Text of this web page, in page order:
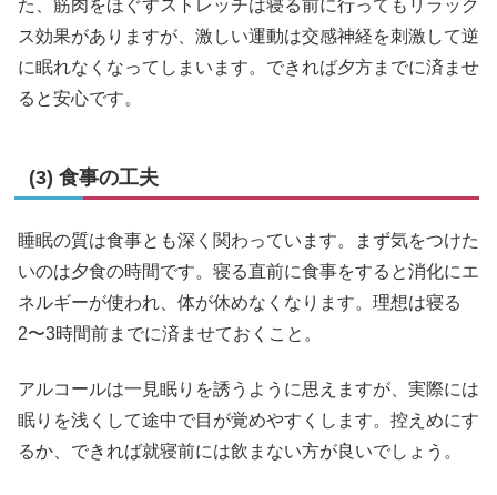
た、筋肉をほぐすストレッチは寝る前に行ってもリラック
ス効果がありますが、激しい運動は交感神経を刺激して逆
に眠れなくなってしまいます。できれば夕方までに済ませ
ると安心です。
(3) 食事の工夫
睡眠の質は食事とも深く関わっています。まず気をつけた
いのは夕食の時間です。寝る直前に食事をすると消化にエ
ネルギーが使われ、体が休めなくなります。理想は寝る
2〜3時間前までに済ませておくこと。
アルコールは一見眠りを誘うように思えますが、実際には
眠りを浅くして途中で目が覚めやすくします。控えめにす
るか、できれば就寝前には飲まない方が良いでしょう。